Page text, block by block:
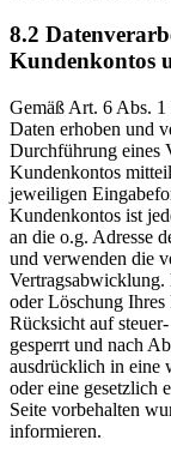
8.2
Kundenkontos
Gemäß Art. 6 Abs.
Daten erhoben und
Durchführung eines
Kundenkontos
jeweiligen
Kundenkontos ist
an die o.g. Adresse
und verwenden die
oder Löschung
Rücksicht auf
gesperrt und nach
ausdrücklich in eine
oder eine gesetzlich
Seite vorbehalten
informieren.